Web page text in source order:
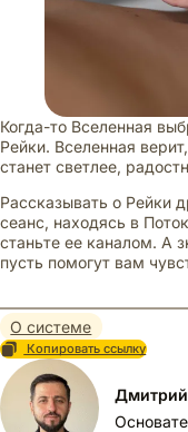
Когда-то Вселенная
Рейки. Вселенная
станет светлее,
Рассказывать о Рейки
сеанс, находясь в
станьте ее каналом. А
пусть помогут вам
О системе
Копировать ссылку
Дмитрий